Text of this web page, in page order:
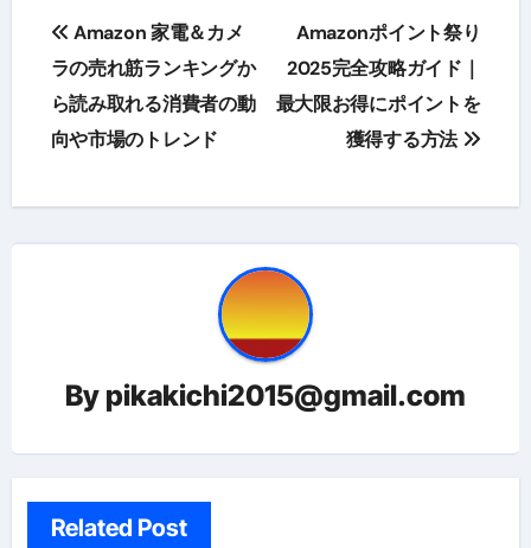
投
稿
ナ
ゲ
ン
Amazon 家電＆カメ
ラの売れ筋ランキングか
ら読み取れる消費者の動
向や市場のトレンド
Amazonポイント祭り
2025完全攻略ガイド｜
最大限お得にポイントを
獲得する方法
By pikakichi2015@gmail.com
Related Post